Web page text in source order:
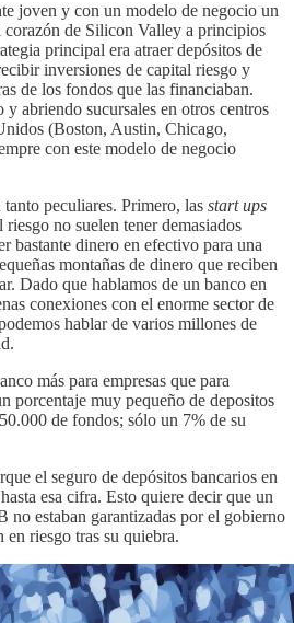
joven y con un modelo de negocio un
de Silicon Valley a principios
principal era atraer depósitos de
inversiones de capital riesgo y
de los fondos que las financiaban.
abriendo sucursales en otros centros
(Boston, Austin, Chicago,
con este modelo de negocio
peculiares. Primero, las start ups
no suelen tener demasiados
bastante dinero en efectivo para una
montañas de dinero que reciben
Dado que hablamos de un banco en
conexiones con el enorme sector de
hablar de varios millones de
más para empresas que para
porcentaje muy pequeño de depositos
de fondos; sólo un 7% de su
el seguro de depósitos bancarios en
esa cifra. Esto quiere decir que un
no estaban garantizadas por el gobierno
riesgo tras su quiebra.